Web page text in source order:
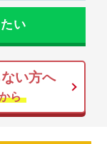
い
い方へ
ら